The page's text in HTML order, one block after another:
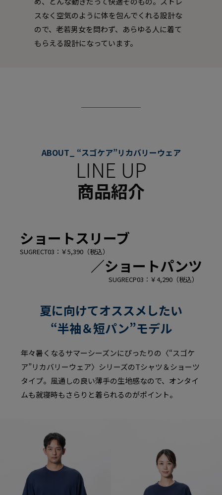
スなく空気のように体を包んでくれる設計な
ので、老若男女を問わず、あらゆる人に着て
もらえる設計になっています。
ABOUT_ “スゴケア”リカバリーウェア
LINE UP
商品紹介
ショートスリーブ
SUGRECT03：￥5,390（税込）
／ショートパンツ
SUGRECP03：￥4,290（税込）
夏に向けてオススメしたい
“半袖＆短パン”モデル
年々暑くなるサマーシーズンにぴったりの〈“スゴケ
ア”リカバリーウェア〉シリーズのTシャツ＆ショーツ
タイプ。風通しの良い薄手の生地感なので、オンタイ
ムも就寝時もさらりと着られるのがポイント。